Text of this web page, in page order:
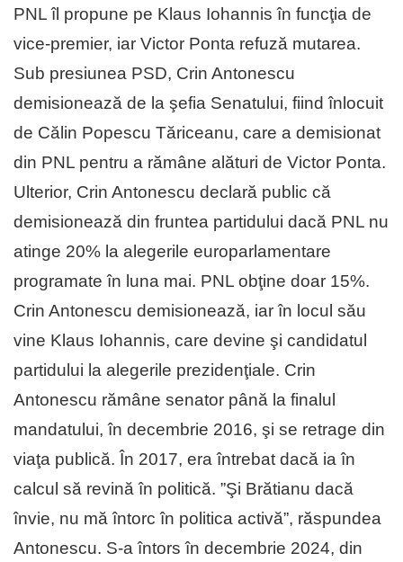
PNL îl propune pe Klaus Iohannis în funcţia de
vice-premier, iar Victor Ponta refuză mutarea.
Sub presiunea PSD, Crin Antonescu
demisionează de la şefia Senatului, fiind înlocuit
de Călin Popescu Tăriceanu, care a demisionat
din PNL pentru a rămâne alături de Victor Ponta.
Ulterior, Crin Antonescu declară public că
demisionează din fruntea partidului dacă PNL nu
atinge 20% la alegerile europarlamentare
programate în luna mai. PNL obţine doar 15%.
Crin Antonescu demisionează, iar în locul său
vine Klaus Iohannis, care devine şi candidatul
partidului la alegerile prezidenţiale. Crin
Antonescu rămâne senator până la finalul
mandatului, în decembrie 2016, şi se retrage din
viaţa publică. În 2017, era întrebat dacă ia în
calcul să revină în politică. ”Şi Brătianu dacă
învie, nu mă întorc în politica activă”, răspundea
Antonescu. S-a întors în decembrie 2024, din